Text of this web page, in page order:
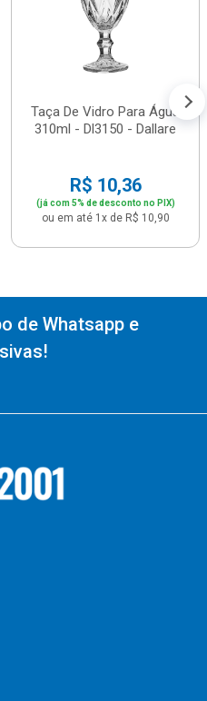
Taça De Vidro Para Água
310ml - Dl3150 - Dallare
R$ 10,36
(já com 5% de desconto no PIX)
ou em até 1x de R$ 10,90
de Whatsapp e